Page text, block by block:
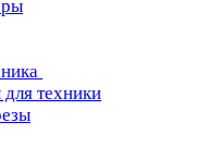
техники